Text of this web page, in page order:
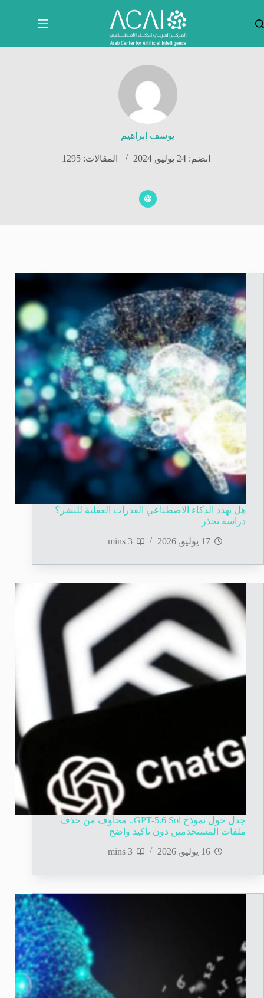
المحتوى
يوسف إبراهيم
انضم: 24 يوليو, 2024 المقالات: 1295
هل يهدد الذكاء الاصطناعي القدرات العقلية للبشر؟
دراسة تحذر
17 يوليو, 2026
3 mins
جدل حول نموذج GPT-5.6 Sol.. مخاوف من حذف
ملفات المستخدمين دون تأكيد واضح
16 يوليو, 2026
3 mins